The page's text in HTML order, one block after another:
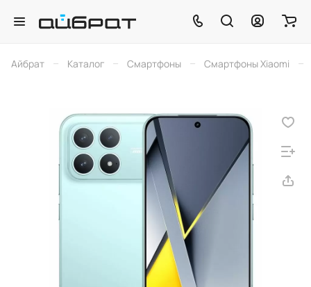
Айбрат – Каталог – Смартфоны – Смартфоны Xiaomi –